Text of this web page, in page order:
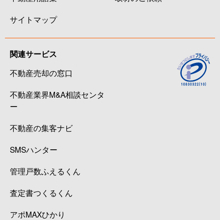
サイトマップ
関連サービス
不動産売却の窓口
不動産業界M&A相談センタ
ー
不動産の集客ナビ
SMSハンター
管理戸数ふえるくん
査定書つくるくん
アポMAXひかり